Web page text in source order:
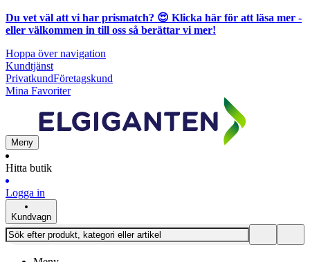
Du vet väl att vi har prismatch? 😍 Klicka här för att läsa mer -
eller välkommen in till oss så berättar vi mer!
Hoppa över navigation
Kundtjänst
PrivatkundFöretagskund
Mina Favoriter
Meny
Hitta butik
Logga in
Kundvagn